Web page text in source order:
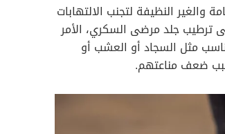
النظيفة لتجنب الالتهابات
ترطيب جلد مرضى السكري، الأمر
مثل السجاد أو العشب أو
ضعف مناعتهم.